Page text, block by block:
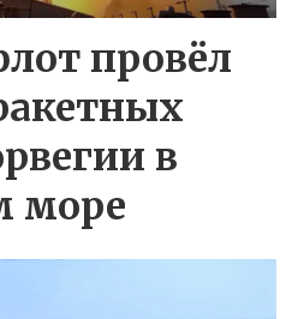
провёл
в
море